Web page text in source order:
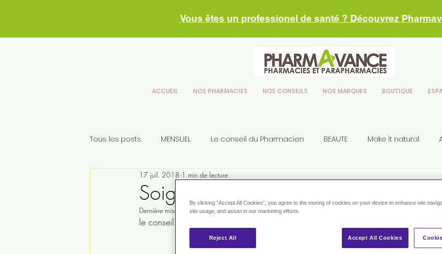
Vous êtes un professionel de santé ? Découvrez
ACCUEIL NOS PHARMACIES NOS CONSEILS NOS MARQUES BOUTIQUE
Tous les posts MENSUEL Le conseil du Pharmacien BEAUTE Make it natural
Conseils skincare nos conseils
Soignez une cystite sans antibiotique
17 juil. 2018 1 min de lecture
Dernière mise à jour :14 févr. 2019
le conseil du pharmacien - Juillet 2018
By clicking “Accept All Cookies”, you agree to the storing of cookies on your device to enhance site
site usage, and assist in our marketing efforts.
Reject All Accept All Cookies